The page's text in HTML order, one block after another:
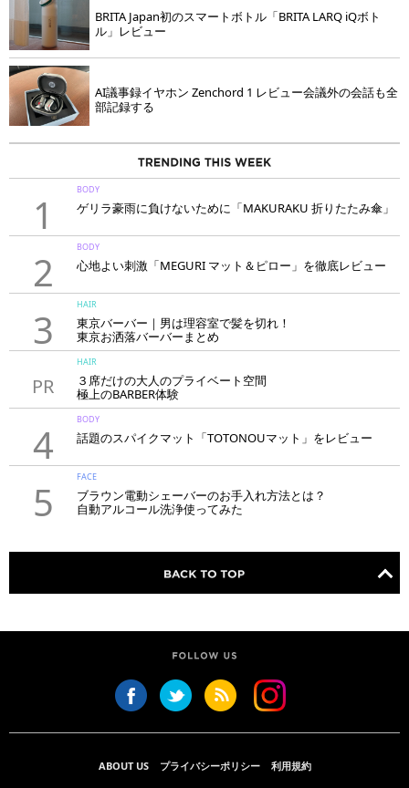
BRITA Japan初のスマートボトル「BRITA LARQ iQボト
ル」レビュー
AI議事録イヤホン Zenchord 1 レビュー会議外の会話も全
部記録する
1
BODY
ゲリラ豪雨に負けないために「MAKURAKU 折りたたみ傘」
2
BODY
心地よい刺激「MEGURI マット＆ピロー」を徹底レビュー
3
HAIR
東京バーバー｜男は理容室で髪を切れ！
東京お洒落バーバーまとめ
PR
HAIR
３席だけの大人のプライベート空間
極上のBARBER体験
「LAVIE NEW STANDARD BARBER HANARE新宿店」
4
BODY
話題のスパイクマット「TOTONOUマット」をレビュー
5
FACE
ブラウン電動シェーバーのお手入れ方法とは？
自動アルコール洗浄使ってみた
ABOUT US プライバシーポリシー 利用規約